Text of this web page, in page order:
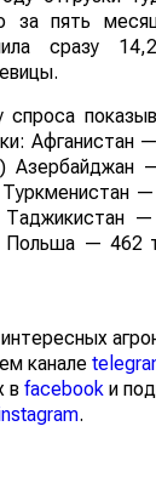
за пять
сразу
спроса
Афганистан
Азербайджан
Польша — 462
канале
в facebook и
.